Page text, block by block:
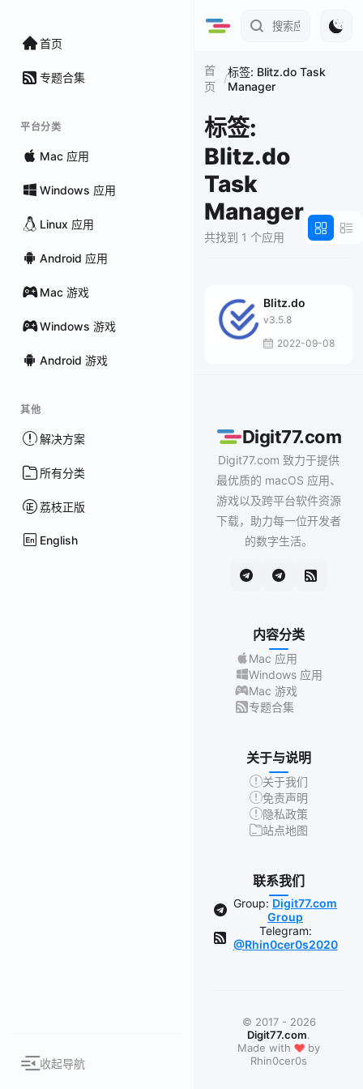
首页
专题合集
平台分类
Mac 应用
Windows 应用
Linux 应用
Android 应用
Mac 游戏
Windows 游戏
Android 游戏
其他
解决方案
所有分类
荔枝正版
English
收起导航
首
页
/标签: Blitz.do Task
Manager
标签:
Blitz.do
Task
Manager
共找到 1 个应用
Blitz.do
v3.5.8
2022-09-08
Digit77.com
Digit77.com 致力于提供
最优质的 macOS 应用、
游戏以及跨平台软件资源
下载，助力每一位开发者
的数字生活。
内容分类
Mac 应用
Windows 应用
Mac 游戏
专题合集
关于与说明
关于我们
免责声明
隐私政策
站点地图
联系我们
Group: Digit77.com
Group
Telegram:
@Rhin0cer0s2020
© 2017 - 2026
Digit77.com.
Made with ❤by
Rhin0cer0s